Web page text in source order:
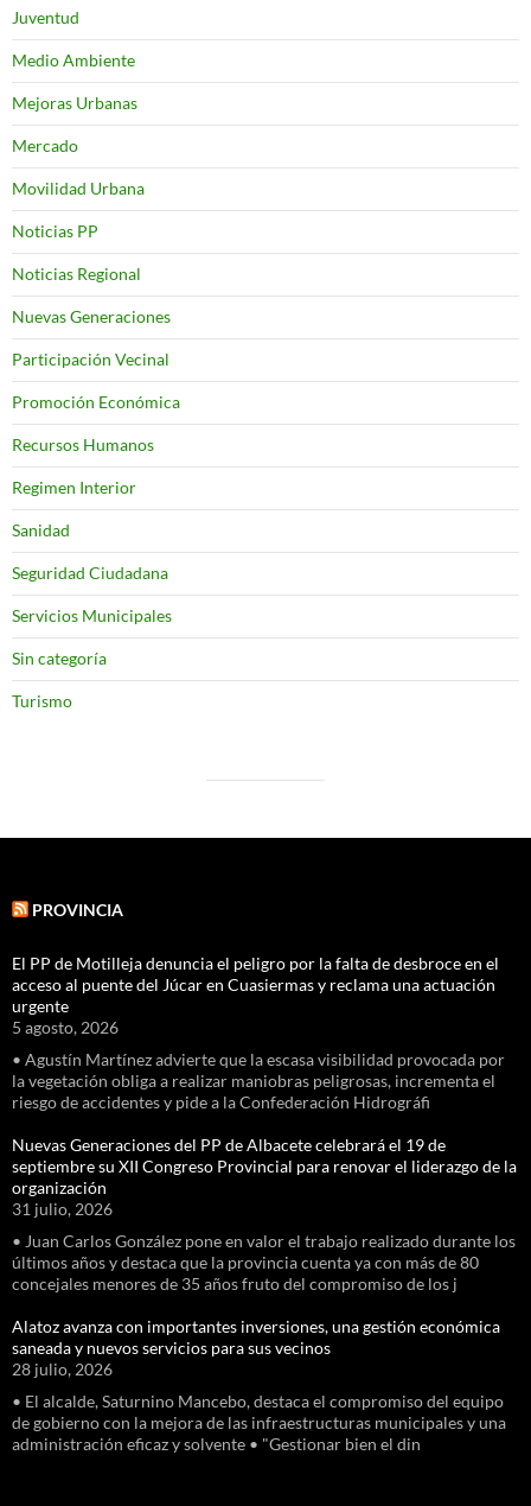
Juventud
Medio Ambiente
Mejoras Urbanas
Mercado
Movilidad Urbana
Noticias PP
Noticias Regional
Nuevas Generaciones
Participación Vecinal
Promoción Económica
Recursos Humanos
Regimen Interior
Sanidad
Seguridad Ciudadana
Servicios Municipales
Sin categoría
Turismo
PROVINCIA
El PP de Motilleja denuncia el peligro por la falta de desbroce en el
acceso al puente del Júcar en Cuasiermas y reclama una actuación
urgente
5 agosto, 2026
• Agustín Martínez advierte que la escasa visibilidad provocada por
la vegetación obliga a realizar maniobras peligrosas, incrementa el
riesgo de accidentes y pide a la Confederación Hidrográfi
Nuevas Generaciones del PP de Albacete celebrará el 19 de
septiembre su XII Congreso Provincial para renovar el liderazgo de la
organización
31 julio, 2026
• Juan Carlos González pone en valor el trabajo realizado durante los
últimos años y destaca que la provincia cuenta ya con más de 80
concejales menores de 35 años fruto del compromiso de los j
Alatoz avanza con importantes inversiones, una gestión económica
saneada y nuevos servicios para sus vecinos
28 julio, 2026
• El alcalde, Saturnino Mancebo, destaca el compromiso del equipo
de gobierno con la mejora de las infraestructuras municipales y una
administración eficaz y solvente • "Gestionar bien el din